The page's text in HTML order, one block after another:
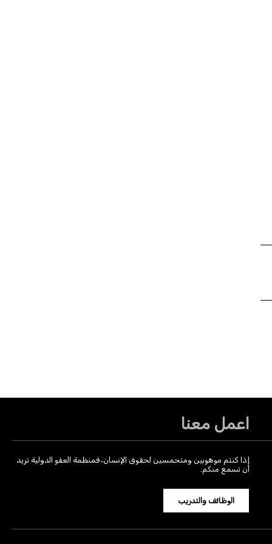
اعمل معنا
إذا كنتم موهوبين ومتحمسين لحقوق الإنسان، فمنظمة العفو الدولية تريد
أن تسمع منكم.
الوظائف والتدريب